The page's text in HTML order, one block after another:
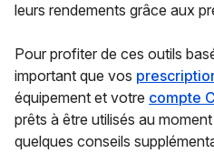
leurs rendements grâce aux
Pour profiter de ces outils
important que vos
équipement et votre compte
prêts à être utilisés au
quelques conseils